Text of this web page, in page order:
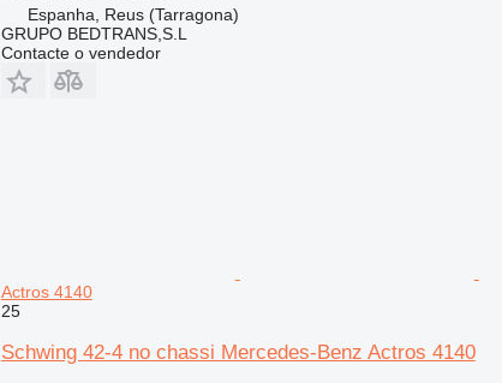
Espanha, Reus (Tarragona)
GRUPO BEDTRANS,S.L
Contacte o vendedor
Actros 4140
25
Schwing 42-4 no chassi Mercedes-Benz Actros 4140